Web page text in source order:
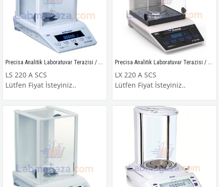
Precisa Analitik Laboratuvar Terazisi / LS 220 A SCS
LS 220 A SCS
Lütfen Fiyat İsteyiniz..
Precisa Analitik Laboratuvar Terazisi / LX 220 A SCS
LX 220 A SCS
Lütfen Fiyat İsteyiniz..